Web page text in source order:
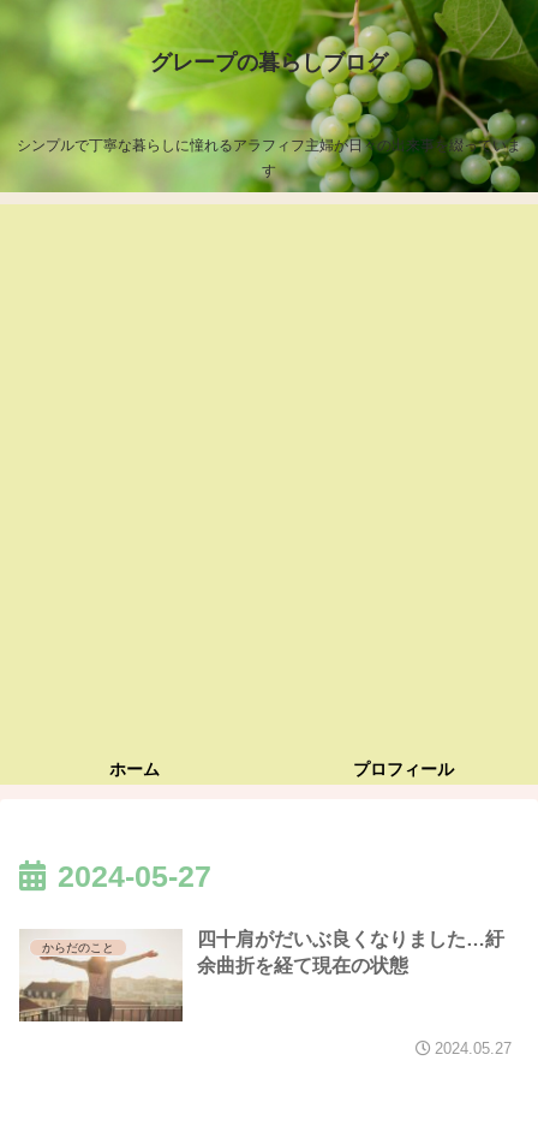
グレープの暮らしブログ
シンプルで丁寧な暮らしに憧れるアラフィフ主婦が日々の出来事を綴っていま
す
ホーム プロフィール
2024-05-27
からだのこと
四十肩がだいぶ良くなりました…紆
余曲折を経て現在の状態
2024.05.27